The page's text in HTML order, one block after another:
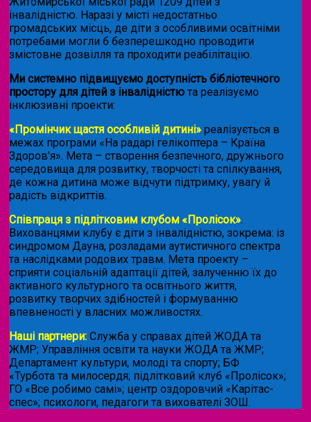
інвалідністю. Наразі у місті недостатньо
громадських місць, де діти з особливими освітніми
потребами могли б безперешкодно проводити
змістовне дозвілля та проходити реабілітацію.
Ми системно підвищуємо доступність бібліотечного
простору для дітей з інвалідністю та реалізуємо
інклюзивні проекти:
«Промінчик щастя особливій дитині» реалізується в
межах програми «На радарі гелікоптера – Країна
Здоров’я». Мета – створення безпечного, дружнього
середовища для розвитку, творчості та спілкування,
де кожна дитина може відчути підтримку, увагу й
радість відкриттів.
Співпраця з підлітковим клубом «Пролісок».
Вихованцями клубу є діти з інвалідністю, зокрема: із
синдромом Дауна, розладами аутистичного спектра
та наслідками родових травм. Мета проекту –
сприяти соціальній адаптації дітей, залученню їх до
активного культурного та освітнього життя,
розвитку творчих здібностей і формуванню
впевненості у власних можливостях.
Наші партнери: Служба у справах дітей ЖОДА та
ЖМР; Управління освіти та науки ЖОДА та ЖМР;
Департамент культури, молоді та спорту; БФ
«Турбота та милосердя; підлітковий клуб «Пролісок»;
ГО «Все робимо самі»; центр оздоровчий «Карітас-
спес»; психологи, педагоги та вихователі ЗОШ.